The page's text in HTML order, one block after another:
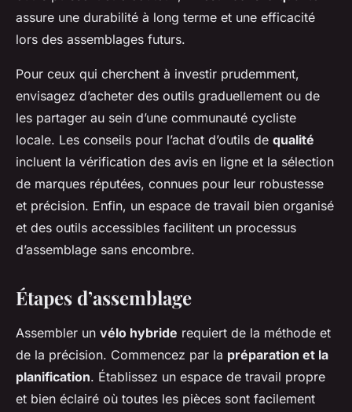
assure une durabilité à long terme et une efficacité
lors des assemblages futurs.
Pour ceux qui cherchent à investir prudemment,
envisagez d’acheter des outils graduellement ou de
les partager au sein d’une communauté cycliste
locale. Les conseils pour l’achat d’outils de qualité
incluent la vérification des avis en ligne et la sélection
de marques réputées, connues pour leur robustesse
et précision. Enfin, un espace de travail bien organisé
et des outils accessibles facilitent un processus
d’assemblage sans encombre.
Étapes d’assemblage
Assembler un vélo hybride requiert de la méthode et
de la précision. Commencez par la préparation et la
planification. Établissez un espace de travail propre
et bien éclairé où toutes les pièces sont facilement